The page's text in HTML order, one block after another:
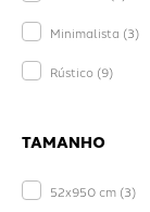
Minimalista (3)
Rústico (9)
TAMANHO
52x950 cm (3)